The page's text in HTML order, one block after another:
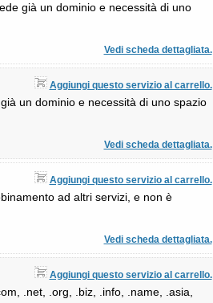
già un dominio e necessità di uno
Vedi scheda dettagliata.
Aggiungi questo servizio al carrello.
un dominio e necessità di uno spazio
Vedi scheda dettagliata.
Aggiungi questo servizio al carrello.
ad altri servizi, e non è
Vedi scheda dettagliata.
Aggiungi questo servizio al carrello.
.net, .org, .biz, .info, .name, .asia,